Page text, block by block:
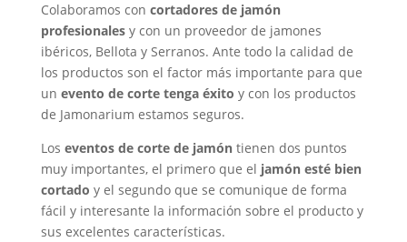
Colaboramos con cortadores de jamón
profesionalesy con un proveedor de jamones
ibéricos, Bellota y Serranos. Ante todo la calidad de
los productos son el factor más importante para que
un evento de corte tenga éxito y con los productos
de Jamonarium estamos seguros.
Los eventos de corte de jamóntienen dos puntos
muy importantes, el primero que el jamón esté bien
cortado y el segundo que se comunique de forma
fácil y interesante la información sobre el producto y
sus excelentes características.